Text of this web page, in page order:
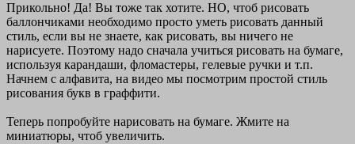
Прикольно! Да! Вы тоже так хотите. НО, чтоб рисовать
баллончиками необходимо просто уметь рисовать данный
стиль, если вы не знаете, как рисовать, вы ничего не
нарисуете. Поэтому надо сначала учиться рисовать на бумаге,
используя карандаши, фломастеры, гелевые ручки и т.п.
Начнем с алфавита, на видео мы посмотрим простой стиль
рисования букв в граффити.
Теперь попробуйте нарисовать на бумаге. Жмите на
миниатюры, чтоб увеличить.